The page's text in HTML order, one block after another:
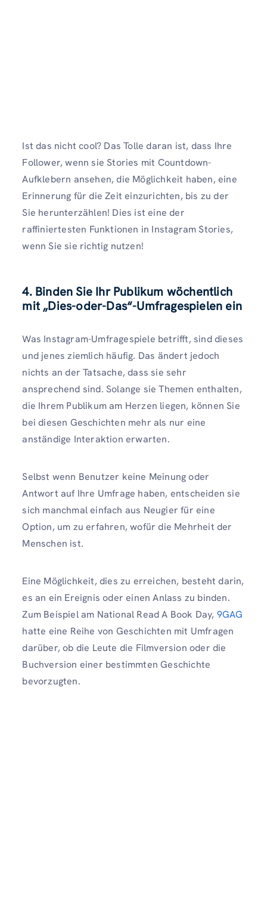
Ist das nicht cool? Das Tolle daran ist, dass Ihre
Follower, wenn sie Stories mit Countdown-
Aufklebern ansehen, die Möglichkeit haben, eine
Erinnerung für die Zeit einzurichten, bis zu der
Sie herunterzählen! Dies ist eine der
raffiniertesten Funktionen in Instagram Stories,
wenn Sie sie richtig nutzen!
4. Binden Sie Ihr Publikum wöchentlich
mit „Dies-oder-Das“-Umfragespielen ein
Was Instagram-Umfragespiele betrifft, sind dieses
und jenes ziemlich häufig. Das ändert jedoch
nichts an der Tatsache, dass sie sehr
ansprechend sind. Solange sie Themen enthalten,
die Ihrem Publikum am Herzen liegen, können Sie
bei diesen Geschichten mehr als nur eine
anständige Interaktion erwarten.
Selbst wenn Benutzer keine Meinung oder
Antwort auf Ihre Umfrage haben, entscheiden sie
sich manchmal einfach aus Neugier für eine
Option, um zu erfahren, wofür die Mehrheit der
Menschen ist.
Eine Möglichkeit, dies zu erreichen, besteht darin,
es an ein Ereignis oder einen Anlass zu binden.
Zum Beispiel am National Read A Book Day, 9GAG
hatte eine Reihe von Geschichten mit Umfragen
darüber, ob die Leute die Filmversion oder die
Buchversion einer bestimmten Geschichte
bevorzugten.